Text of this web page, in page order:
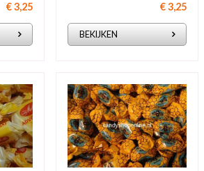
€ 3,25 € 3,25
BEKIJKEN